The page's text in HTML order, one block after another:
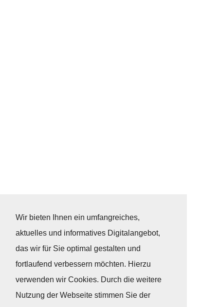
Wir bieten Ihnen ein umfangreiches,
aktuelles und informatives Digitalangebot,
das wir für Sie optimal gestalten und
fortlaufend verbessern möchten. Hierzu
verwenden wir Cookies. Durch die weitere
Nutzung der Webseite stimmen Sie der